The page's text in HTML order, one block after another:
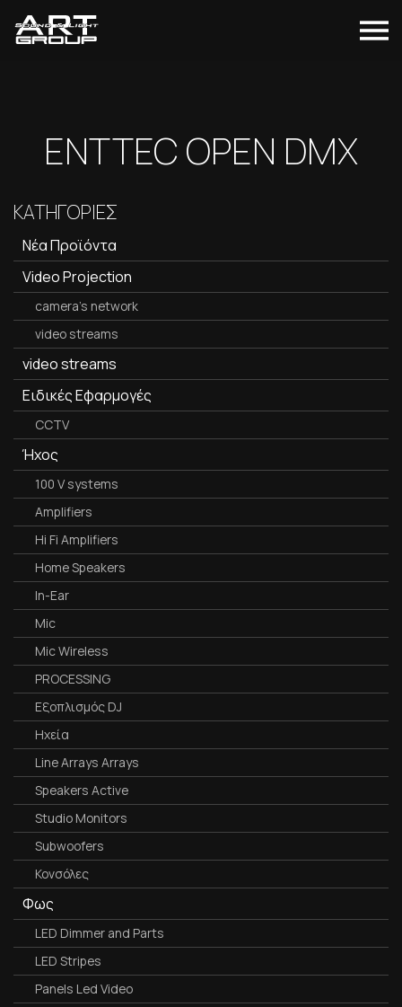
ENTTEC OPEN DMX
ΚΑΤΗΓΟΡΙΕΣ
Νέα Προϊόντα
Video Projection
camera's network
video streams
video streams
Ειδικές Εφαρμογές
CCTV
Ήχος
100 V systems
Amplifiers
Hi Fi Amplifiers
Home Speakers
In-Ear
Mic
Mic Wireless
PROCESSING
Εξοπλισμός DJ
Ηχεία
Line Arrays Arrays
Speakers Active
Studio Monitors
Subwoofers
Κονσόλες
Φως
LED Dimmer and Parts
LED Stripes
Panels Led Video